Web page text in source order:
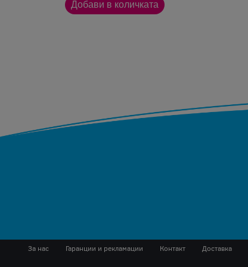
За нас Гаранции и рекламации Контакт Доставка